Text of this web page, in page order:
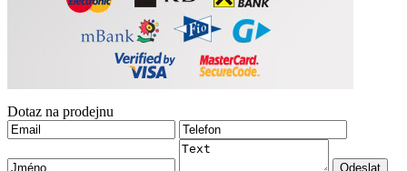
Dotaz na prodejnu